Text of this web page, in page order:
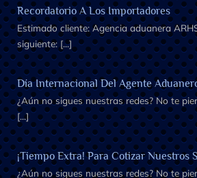
Recordatorio A Los Importadores
Estimado cliente: Agencia aduanera
siguiente: [...]
Día Internacional Del Agente
¿Aún no sigues nuestras redes? No te
[...]
¡Tiempo Extra! Para Cotizar Nuestros
¿Aún no sigues nuestras redes? No te